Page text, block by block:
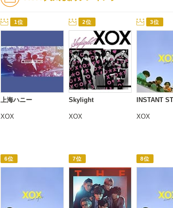
1位
上海ハニー
XOX
2位
Skylight
XOX
3位
INSTANT
XOX
6位 7位 8位